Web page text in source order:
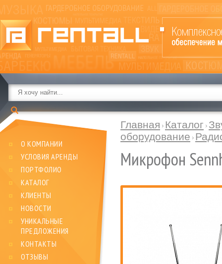
О КОМПАНИИ
УСЛОВИЯ АРЕНДЫ
ПОРТФОЛИО
КАТАЛОГ
КЛИЕНТЫ
НОВОСТИ
УНИКАЛЬНЫЕ
ПРЕДЛОЖЕНИЯ
КОНТАКТЫ
ОТЗЫВЫ
Главная Каталог
оборудование
Микрофон